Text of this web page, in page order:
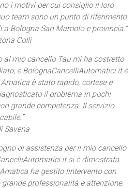
i motivi per cui consiglio il loro
team sono un punto di riferimento
a Bologna San Mamolo e provincia.”
Colli
al mio cancello Tau mi ha costretto
e BolognaCancelliAutomatici.it è
è stato rapido, cortese e
il problema in pochi
grande competenza. Il servizio
Savena
di assistenza per il mio cancello
si è dimostrata
ha gestito lintervento con
professionalità e attenzione.